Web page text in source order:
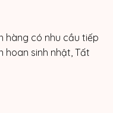
hàng có nhu cầu tiếp
hoan sinh nhật, Tất